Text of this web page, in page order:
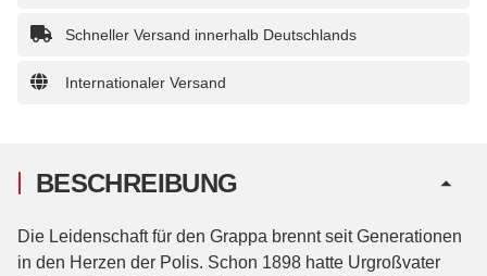
Schneller Versand innerhalb Deutschlands
Internationaler Versand
BESCHREIBUNG
Die Leidenschaft für den Grappa brennt seit Generationen
in den Herzen der Polis. Schon 1898 hatte Urgroßvater